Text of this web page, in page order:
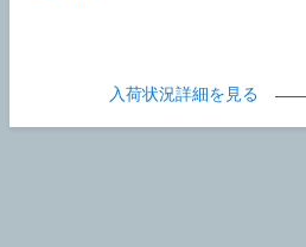
入荷状況詳細を見る